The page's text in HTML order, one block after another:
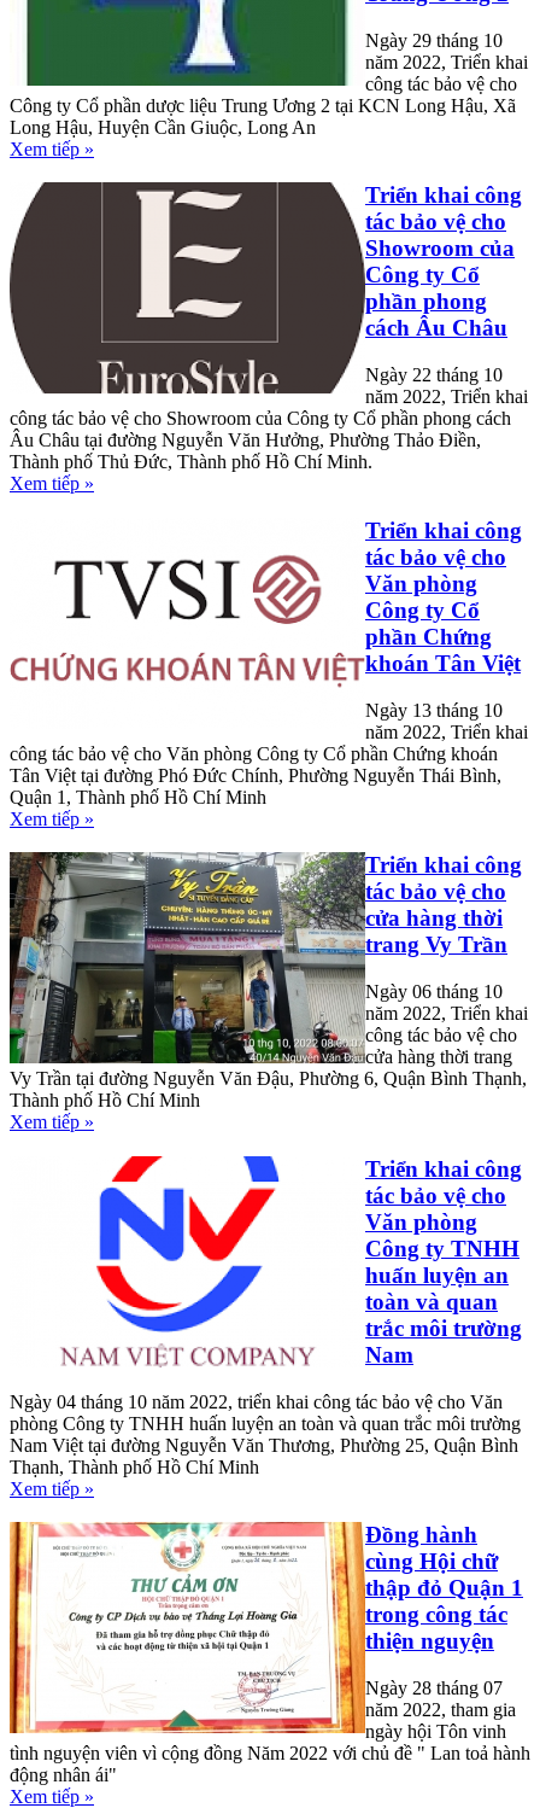
Ngày 29 tháng 10
năm 2022, Triển khai
công tác bảo vệ cho
Công ty Cổ phần dược liệu Trung Ương 2 tại KCN Long Hậu, Xã
Long Hậu, Huyện Cần Giuộc, Long An
Xem tiếp »
Triển khai công
tác bảo vệ cho
Showroom của
Công ty Cổ
phần phong
cách Âu Châu
Ngày 22 tháng 10
năm 2022, Triển khai
công tác bảo vệ cho Showroom của Công ty Cổ phần phong cách
Âu Châu tại đường Nguyễn Văn Hưởng, Phường Thảo Điền,
Thành phố Thủ Đức, Thành phố Hồ Chí Minh.
Xem tiếp »
Triển khai công
tác bảo vệ cho
Văn phòng
Công ty Cổ
phần Chứng
khoán Tân Việt
Ngày 13 tháng 10
năm 2022, Triển khai
công tác bảo vệ cho Văn phòng Công ty Cổ phần Chứng khoán
Tân Việt tại đường Phó Đức Chính, Phường Nguyễn Thái Bình,
Quận 1, Thành phố Hồ Chí Minh
Xem tiếp »
Triển khai công
tác bảo vệ cho
cửa hàng thời
trang Vy Trần
Ngày 06 tháng 10
năm 2022, Triển khai
công tác bảo vệ cho
cửa hàng thời trang
Vy Trần tại đường Nguyễn Văn Đậu, Phường 6, Quận Bình Thạnh,
Thành phố Hồ Chí Minh
Xem tiếp »
Triển khai công
tác bảo vệ cho
Văn phòng
Công ty TNHH
huấn luyện an
toàn và quan
trắc môi trường
Nam
Ngày 04 tháng 10 năm 2022, triển khai công tác bảo vệ cho Văn
phòng Công ty TNHH huấn luyện an toàn và quan trắc môi trường
Nam Việt tại đường Nguyễn Văn Thương, Phường 25, Quận Bình
Thạnh, Thành phố Hồ Chí Minh
Xem tiếp »
Đồng hành
cùng Hội chữ
thập đỏ Quận 1
trong công tác
thiện nguyện
Ngày 28 tháng 07
năm 2022, tham gia
ngày hội Tôn vinh
tình nguyện viên vì cộng đồng Năm 2022 với chủ đề " Lan toả hành
động nhân ái"
Xem tiếp »